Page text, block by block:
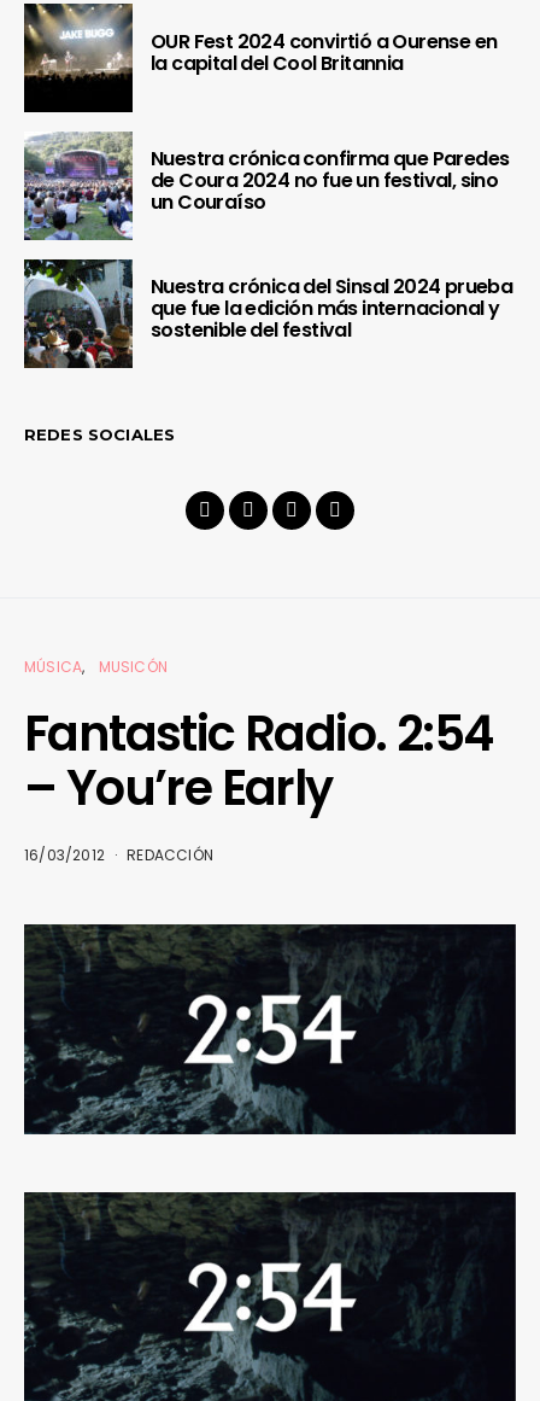
OUR Fest 2024 convirtió a Ourense en
la capital del Cool Britannia
Nuestra crónica confirma que Paredes
de Coura 2024 no fue un festival, sino
un Couraíso
Nuestra crónica del Sinsal 2024 prueba
que fue la edición más internacional y
sostenible del festival
REDES SOCIALES
MÚSICA MUSICÓN
Fantastic Radio. 2:54
– You’re Early
16/03/2012 REDACCIÓN